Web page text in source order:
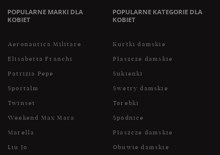
POPULARNE MARKI DLA
KOBIET
Aeronautica Militare
Elisabetta Franchi
Patrizia Pepe
Sportalm
Twinset
Weekend Max Mara
Marella
Liu Jo
POPULARNE KATEGORIE DLA
KOBIET
Kurtki damskie
Płaszcze damskie
Sukienki
Swetry damskie
Torebki
Spódnice
Płaszcze damskie
Obuwie damskie